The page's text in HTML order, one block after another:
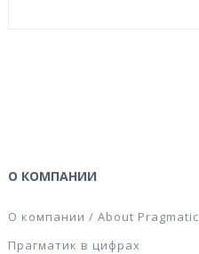
О КОМПАНИИ
О компании / About Pragmatic
Прагматик в цифрах